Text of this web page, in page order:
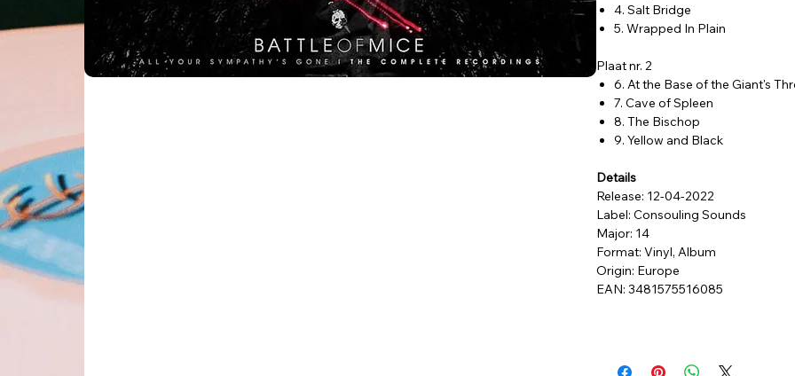
4. Salt Bridge
5. Wrapped In Plain
Plaat nr. 2
6. At the Base of the Giant's
7. Cave of Spleen
8. The Bischop
9. Yellow and Black
Details
Release: 12-04-2022
Label: Consouling Sounds
Major: 14
Format: Vinyl, Album
Origin: Europe
EAN: 3481575516085